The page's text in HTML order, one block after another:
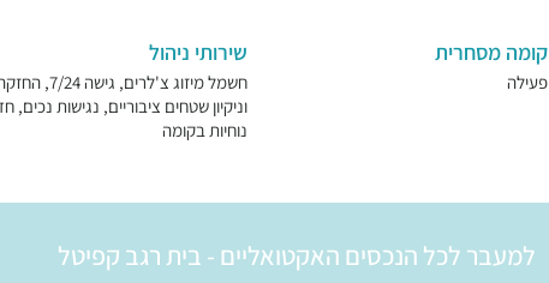
קומה מסחרית
פעילה
שירותי ניהול
חשמל מיזוג צ'לרים, גישה 7/24,
וניקיון שטחים ציבוריים, נגישות נכים,
נוחיות בקומה
למעבר לכל הנכסים האקטואליים - בית רגב קפיטל